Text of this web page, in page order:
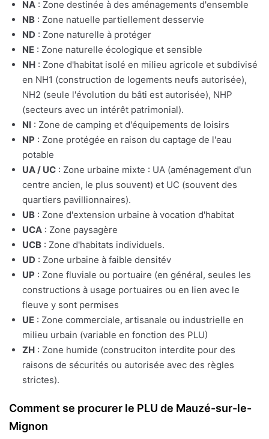
NA : Zone destinée à des aménagements d'ensemble
NB : Zone natuelle partiellement desservie
ND : Zone naturelle à protéger
NE : Zone naturelle écologique et sensible
NH : Zone d'habitat isolé en milieu agricole et subdivisé
en NH1 (construction de logements neufs autorisée),
NH2 (seule l'évolution du bâti est autorisée), NHP
(secteurs avec un intérêt patrimonial).
NI : Zone de camping et d'équipements de loisirs
NP : Zone protégée en raison du captage de l'eau
potable
UA / UC : Zone urbaine mixte : UA (aménagement d'un
centre ancien, le plus souvent) et UC (souvent des
quartiers pavillionnaires).
UB : Zone d'extension urbaine à vocation d'habitat
UCA : Zone paysagère
UCB : Zone d'habitats individuels.
UD : Zone urbaine à faible densitév
UP : Zone fluviale ou portuaire (en général, seules les
constructions à usage portuaires ou en lien avec le
fleuve y sont permises
UE : Zone commerciale, artisanale ou industrielle en
milieu urbain (variable en fonction des PLU)
ZH : Zone humide (construciton interdite pour des
raisons de sécurités ou autorisée avec des règles
strictes).
Comment se procurer le PLU de Mauzé-sur-le-
Mignon